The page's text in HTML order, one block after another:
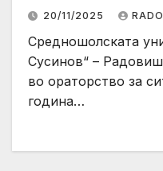
20/11/2025
Средношолската
Сусинов“ –
во ораторство за
година…